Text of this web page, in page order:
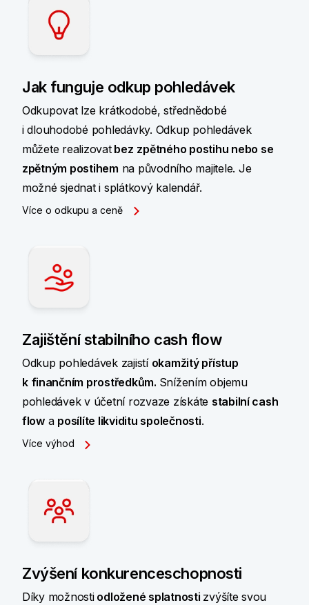
Jak funguje odkup pohledávek
Odkupovat lze krátkodobé, střednědobé
i dlouhodobé pohledávky. Odkup pohledávek
můžete realizovatbez zpětného postihu nebo se
zpětným postihem na původního majitele. Je
možné sjednat i splátkový kalendář.
Více o odkupu a ceně
Zajištění stabilního cash flow
Odkup pohledávek zajistí okamžitý přístup
k finančním prostředkům. Snížením objemu
pohledávek v účetní rozvaze získáte stabilní cash
flowa posílíte likviditu společnosti.
Více výhod
Zvýšení konkurenceschopnosti
Díky možnostiodložené splatnosti zvýšíte svou